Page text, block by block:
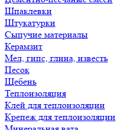
Шпаклевки
Штукатурки
Сыпучие материалы
Керамзит
Мел, гипс, глина, известь
Песок
Щебень
Теплоизоляция
Клей для теплоизоляции
Крепеж для теплоизоляции